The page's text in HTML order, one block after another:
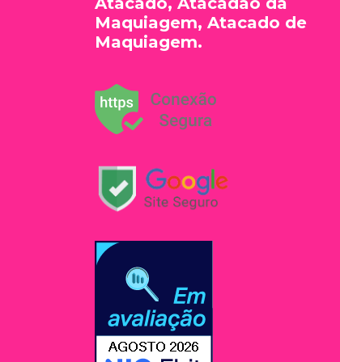
Maquiagem, Atacado de
Maquiagem.